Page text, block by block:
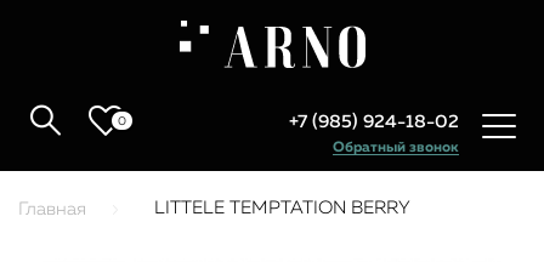
0 +7 (985) 924-18-02
Обратный звонок
Главная LITTELE TEMPTATION BERRY